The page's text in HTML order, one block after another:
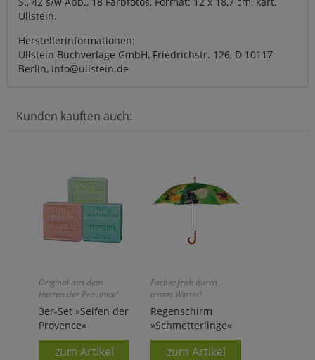
Ullstein.
Herstellerinformationen:
Ullstein Buchverlage GmbH, Friedrichstr. 126, D 10117
Berlin, info@ullstein.de
Kunden kauften auch:
Original aus dem
Herzen der Provence!
Reine Naturprodukte!
3er-Set »Seifen der
Provence«
zum Artikel
Farbenfroh durch
tristes Wetter!
Regenschirm
»Schmetterlinge«
zum Artikel